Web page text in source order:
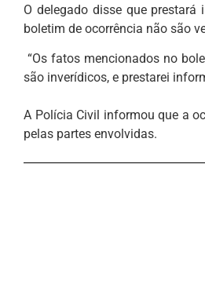
O delegado disse que
boletim de ocorrência não são
“Os fatos mencionados no
são inverídicos, e prestarei
A Polícia Civil informou que a
pelas partes envolvidas.